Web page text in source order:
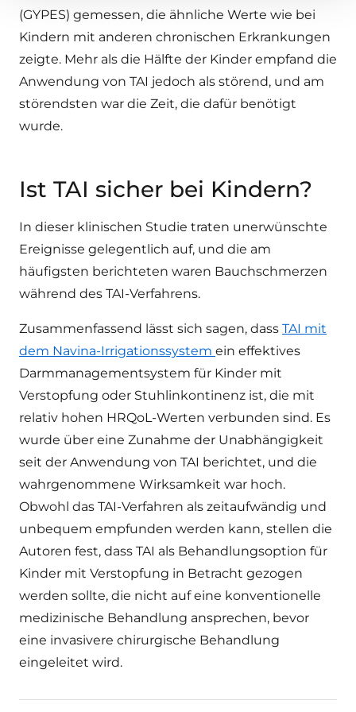
(GYPES) gemessen, die ähnliche Werte wie bei
Kindern mit anderen chronischen Erkrankungen
zeigte. Mehr als die Hälfte der Kinder empfand die
Anwendung von TAI jedoch als störend, und am
störendsten war die Zeit, die dafür benötigt
wurde.
Ist TAI sicher bei Kindern?
In dieser klinischen Studie traten unerwünschte
Ereignisse gelegentlich auf, und die am
häufigsten berichteten waren Bauchschmerzen
während des TAI-Verfahrens.
Zusammenfassend lässt sich sagen, dass TAI mit
dem Navina-Irrigationssystem ein effektives
Darmmanagementsystem für Kinder mit
Verstopfung oder Stuhlinkontinenz ist, die mit
relativ hohen HRQoL-Werten verbunden sind. Es
wurde über eine Zunahme der Unabhängigkeit
seit der Anwendung von TAI berichtet, und die
wahrgenommene Wirksamkeit war hoch.
Obwohl das TAI-Verfahren als zeitaufwändig und
unbequem empfunden werden kann, stellen die
Autoren fest, dass TAI als Behandlungsoption für
Kinder mit Verstopfung in Betracht gezogen
werden sollte, die nicht auf eine konventionelle
medizinische Behandlung ansprechen, bevor
eine invasivere chirurgische Behandlung
eingeleitet wird.